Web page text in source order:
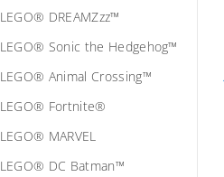
LEGO® DREAMZzz™
LEGO® Sonic the Hedgehog™
LEGO® Animal Crossing™
LEGO® Fortnite®
LEGO® MARVEL
LEGO® DC Batman™